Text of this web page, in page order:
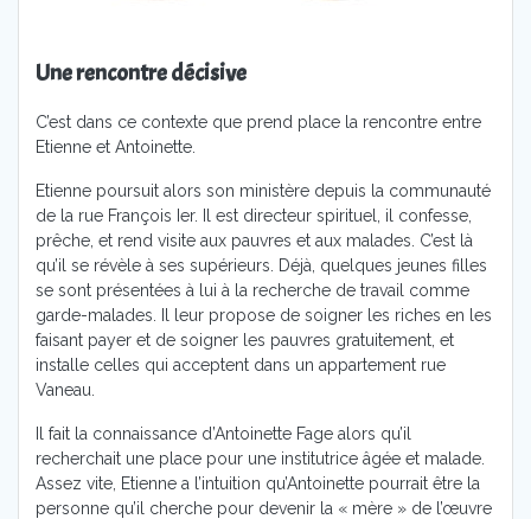
Une rencontre décisive
C’est dans ce contexte que prend place la rencontre entre
Etienne et Antoinette.
Etienne poursuit alors son ministère depuis la communauté
de la rue François Ier. Il est directeur spirituel, il confesse,
prêche, et rend visite aux pauvres et aux malades. C’est là
qu’il se révèle à ses supérieurs. Déjà, quelques jeunes filles
se sont présentées à lui à la recherche de travail comme
garde-malades. Il leur propose de soigner les riches en les
faisant payer et de soigner les pauvres gratuitement, et
installe celles qui acceptent dans un appartement rue
Vaneau.
Il fait la connaissance d’Antoinette Fage alors qu’il
recherchait une place pour une institutrice âgée et malade.
Assez vite, Etienne a l’intuition qu’Antoinette pourrait être la
personne qu’il cherche pour devenir la « mère » de l’œuvre